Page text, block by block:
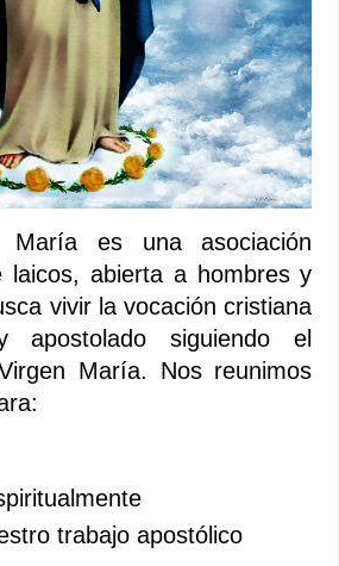
es una asociación
laicos, abierta a hombres y
vivir la vocación cristiana
apostolado siguiendo el
María. Nos reunimos
trabajo apostólico